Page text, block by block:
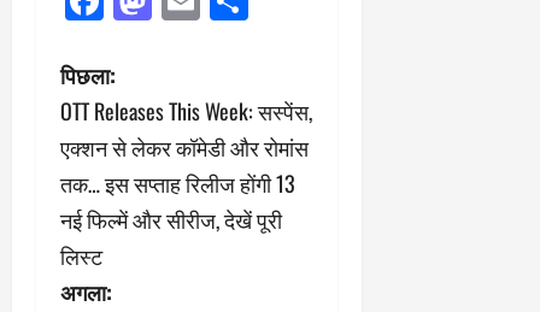
पो
स्ट
ने
वि
गे
पिछला:
OTT Releases This Week: सस्पेंस,
एक्शन से लेकर कॉमेडी और रोमांस
तक… इस सप्ताह रिलीज होंगी 13
नई फिल्में और सीरीज, देखें पूरी
लिस्ट
अगला: